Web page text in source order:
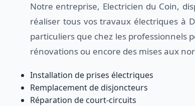
Notre entreprise, Electricien du Coin,
réaliser tous vos travaux électriques à
particuliers que chez les professionnels
rénovations ou encore des mises aux
Installation de prises électriques
Remplacement de disjoncteurs
Réparation de court-circuits